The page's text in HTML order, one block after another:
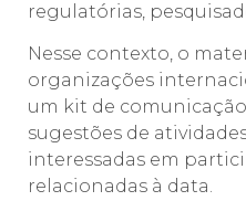
regulatórias,
Nesse contexto, o
organizações
um kit de
sugestões de
interessadas em
relacionadas à data.